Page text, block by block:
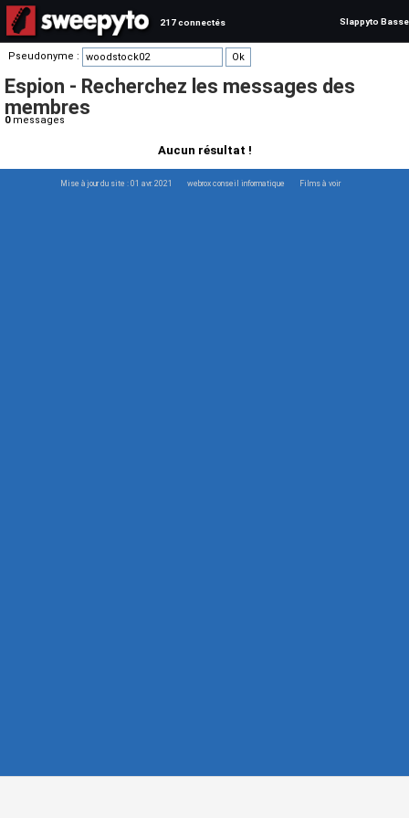
217 connectés Slappyto Basse
Pseudonyme :
Espion - Recherchez les messages des
membres
0messages
Aucun résultat !
Mise à jour du site : 01 avr. 2021 webrox conseil informatique Films à voir